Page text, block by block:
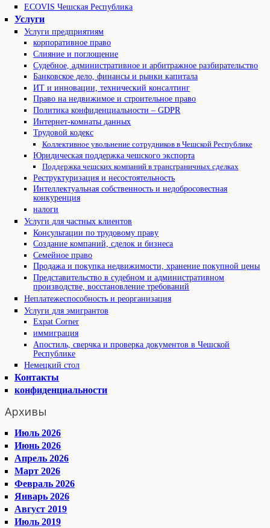
ECOVIS Чешская Республика
Услуги
Услуги предприятиям
корпоративное право
Слияние и поглощение
Судебное, административное и арбитражное разбирательство
Банковское дело, финансы и рынки капитала
ИТ и инновации, технический консалтинг
Право на недвижимое и строительное право
Политика конфиденциальности – GDPR
Интернет-комнаты данных
Трудовой кодекс
Коллективное увольнение сотрудников в Чешской Республике
Юридическая поддержка чешского экспорта
Поддержка чешских компаний в трансграничных сделках
Реструктуризация и несостоятельность
Интеллектуальная собственность и недобросовестная
конкуренция
налоги
Услуги для частных клиентов
Консультации по трудовому праву
Создание компаний, сделок и бизнеса
Семейное право
Продажа и покупка недвижимости, хранение покупной цены
Представительство в судебном и административном
производстве, восстановление требований
Неплатежеспособность и реорганизация
Услуги для эмигрантов
Expat Corner
иммиграция
Апостиль, сверчка и проверка документов в Чешской
Республике
Немецкий стол
Контакты
конфиденциальности
Архивы
Июль 2026
Июнь 2026
Апрель 2026
Март 2026
Февраль 2026
Январь 2026
Август 2019
Июль 2019